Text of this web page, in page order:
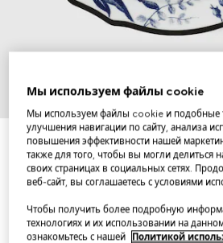
3
Тарелка для закусок Herbarium
Вариантысиний и белый фарфор
Мы используем файлы cookie
Мы используем файлы cookie и подобные
улучшения навигации по сайту, анализа
повышения эффективности нашей
также для того, чтобы вы могли делиться
своих страницах в социальных сетях.
веб-сайт, вы соглашаетесь с условиями
Чтобы получить более подробную
технологиях и их использовании на
ознакомьтесь с нашей
Политикой